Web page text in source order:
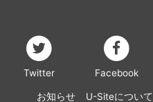
Twitter Facebook
お知らせ U-Siteについて